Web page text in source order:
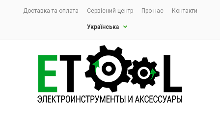
Доставка та оплата Сервісний центр Про нас Контакти
Українська